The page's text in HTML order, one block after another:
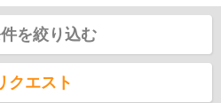
を絞り込む
クエスト